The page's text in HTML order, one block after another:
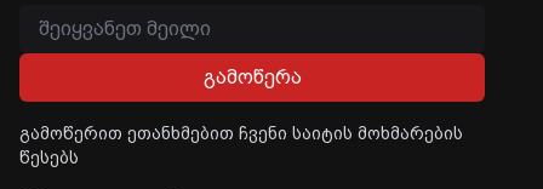
გამოწერა
გამოწერით ეთანხმებით ჩვენი საიტის მოხმარების
წესებს